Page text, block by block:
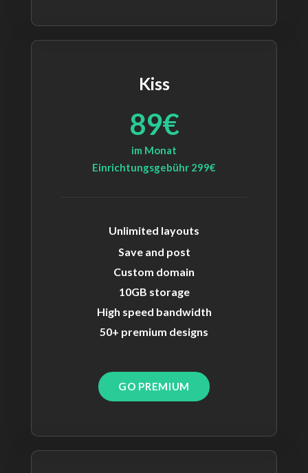
Kiss
89€
im Monat
Einrichtungsgebühr 299€
Unlimited layouts
Save and post
Custom domain
10GB storage
High speed bandwidth
50+ premium designs
GO PREMIUM